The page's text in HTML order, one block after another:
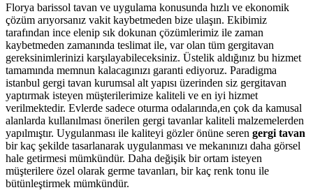
Florya barissol tavan ve uygulama konusunda hızlı ve ekonomik
çözüm arıyorsanız vakit kaybetmeden bize ulaşın. Ekibimiz
tarafından ince elenip sık dokunan çözümlerimiz ile zaman
kaybetmeden zamanında teslimat ile, var olan tüm gergitavan
gereksinimlerinizi karşılayabileceksiniz. Üstelik aldığınız bu hizmet
tamamında memnun kalacagınızı garanti ediyoruz. Paradigma
istanbul gergi tavan kurumsal alt yapısı üzerinden siz gergitavan
yaptırmak isteyen müşterilerimize kaliteli ve en iyi hizmet
verilmektedir. Evlerde sadece oturma odalarında,en çok da kamusal
alanlarda kullanılması önerilen gergi tavanlar kaliteli malzemelerden
yapılmıştır. Uygulanması ile kaliteyi gözler önüne seren gergi tavan
bir kaç şekilde tasarlanarak uygulanması ve mekanınızı daha görsel
hale getirmesi mümkündür. Daha değişik bir ortam isteyen
müşterilere özel olarak germe tavanları, bir kaç renk tonu ile
bütünleştirmek mümkündür.